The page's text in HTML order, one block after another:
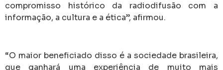
habitual transmissão de sons e imagens (broadcast),
possibilitando o uso de aplicativos que permitirão